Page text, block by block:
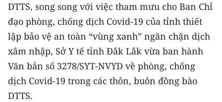
DTTS, song song với việc tham mưu cho Ban Chỉ
đạo phòng, chống dịch Covid-19 của tỉnh thiết
lập bảo vệ an toàn “vùng xanh” ngăn chặn dịch
xâm nhập, Sở Y tế tỉnh Đắk Lắk vừa ban hành
Văn bản số 3278/SYT-NVYD về phòng, chống
dịch Covid-19 trong các thôn, buôn đồng bào
DTTS.